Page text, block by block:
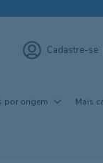
Cadastre-se
por origem Mais